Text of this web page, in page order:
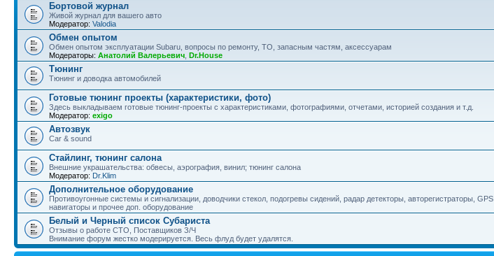
Бортовой журнал
Живой журнал для вашего авто
Модератор: Valodia
Обмен опытом
Обмен опытом эксплуатации Subaru, вопросы по ремонту, ТО, запасным частям, аксессуарам
Модераторы: Анатолий Валерьевич Dr.House
Тюнинг
Тюнинг и доводка автомобилей
Готовые тюнинг проекты (характеристики, фото)
Здесь выкладываем готовые тюнинг-проекты с характеристиками, фотографиями, отчетами, историей создания и т.д.
Модератор: exigo
Автозвук
Car & sound
Стайлинг, тюнинг салона
Внешние украшательства: обвесы, аэрография, винил; тюнинг салона
Модератор: Dr.Klim
Дополнительное оборудование
Противоугонные системы и сигнализации, доводчики стекол, подогревы сидений, радар детекторы, авторегистраторы, GPS
навигаторы и прочее доп. оборудование
Белый и Черный список Субариста
Отзывы о работе СТО, Поставщиков З/Ч
Внимание форум жестко модерируется. Весь флуд будет удалятся.